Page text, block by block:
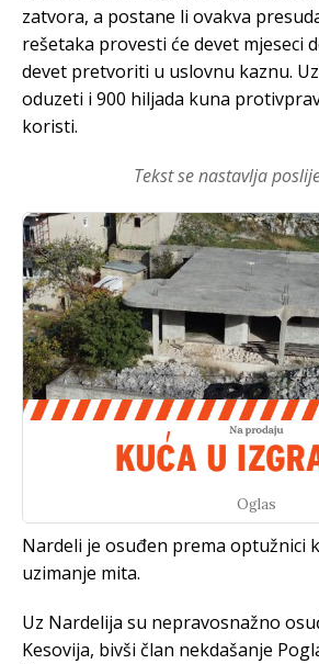
zatvora, a postane li ovakva
rešetaka provesti će devet mjeseci
devet pretvoriti u uslovnu kaznu.
oduzeti i 900 hiljada kuna
koristi.
Tekst se nastavlja
Oglas
Nardeli je osuđen prema optužnici
uzimanje mita.
Uz Nardelija su nepravosnažno
Kesovija, bivši član nekdašanje